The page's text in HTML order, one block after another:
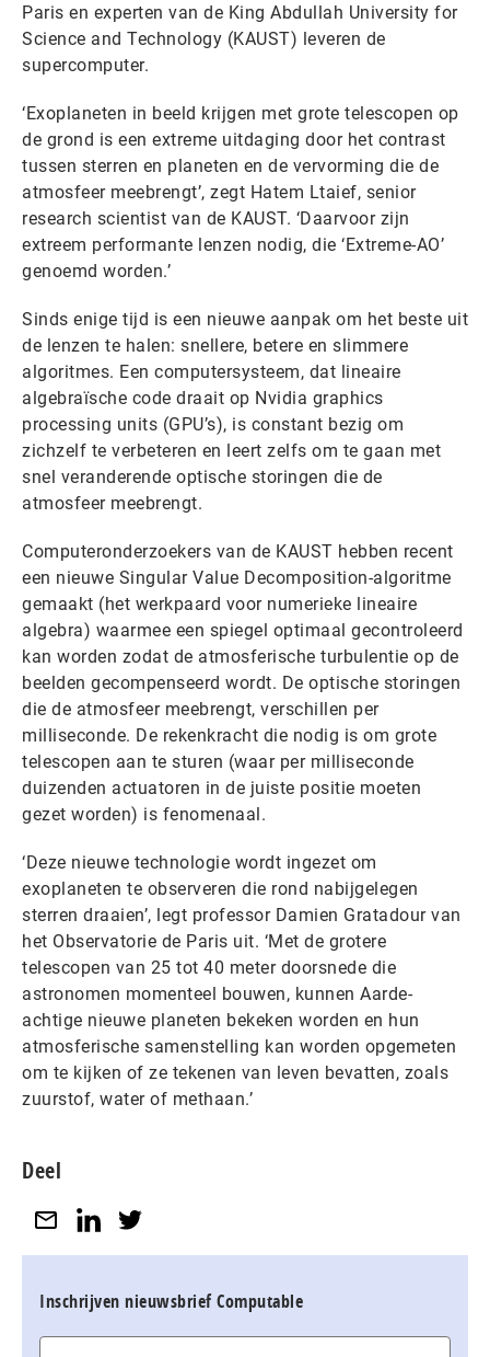
Paris en experten van de King Abdullah University for
Science and Technology (KAUST) leveren de
supercomputer.
‘Exoplaneten in beeld krijgen met grote telescopen op
de grond is een extreme uitdaging door het contrast
tussen sterren en planeten en de vervorming die de
atmosfeer meebrengt’, zegt Hatem Ltaief, senior
research scientist van de KAUST. ‘Daarvoor zijn
extreem performante lenzen nodig, die ‘Extreme-AO’
genoemd worden.’
Sinds enige tijd is een nieuwe aanpak om het beste uit
de lenzen te halen: snellere, betere en slimmere
algoritmes. Een computersysteem, dat lineaire
algebraïsche code draait op Nvidia graphics
processing units (GPU’s), is constant bezig om
zichzelf te verbeteren en leert zelfs om te gaan met
snel veranderende optische storingen die de
atmosfeer meebrengt.
Computeronderzoekers van de KAUST hebben recent
een nieuwe Singular Value Decomposition-algoritme
gemaakt (het werkpaard voor numerieke lineaire
algebra) waarmee een spiegel optimaal gecontroleerd
kan worden zodat de atmosferische turbulentie op de
beelden gecompenseerd wordt. De optische storingen
die de atmosfeer meebrengt, verschillen per
milliseconde. De rekenkracht die nodig is om grote
telescopen aan te sturen (waar per milliseconde
duizenden actuatoren in de juiste positie moeten
gezet worden) is fenomenaal.
‘Deze nieuwe technologie wordt ingezet om
exoplaneten te observeren die rond nabijgelegen
sterren draaien’, legt professor Damien Gratadour van
het Observatorie de Paris uit. ‘Met de grotere
telescopen van 25 tot 40 meter doorsnede die
astronomen momenteel bouwen, kunnen Aarde-
achtige nieuwe planeten bekeken worden en hun
atmosferische samenstelling kan worden opgemeten
om te kijken of ze tekenen van leven bevatten, zoals
zuurstof, water of methaan.’
Deel
Inschrijven nieuwsbrief Computable